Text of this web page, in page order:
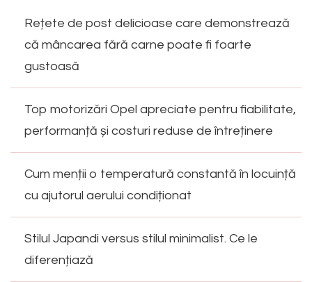
Rețete de post delicioase care demonstrează
că mâncarea fără carne poate fi foarte
gustoasă
Top motorizări Opel apreciate pentru fiabilitate,
performanță și costuri reduse de întreținere
Cum menții o temperatură constantă în locuință
cu ajutorul aerului condiționat
Stilul Japandi versus stilul minimalist. Ce le
diferențiază